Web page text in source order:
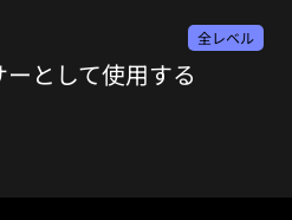
全レベル
として使用する